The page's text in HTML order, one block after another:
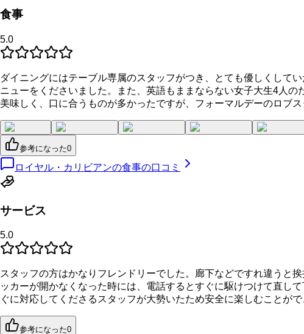
食事
5.0
ダイニングにはテーブル専属のスタッフがつき、とても優しくして
ニューをくださいました。また、英語もままならない女子大生4人
美味しく、口に合うものが多かったですが、フォーマルデーのロブ
参考になった0
ロイヤル・カリビアンの食事の口コミ
サービス
5.0
スタッフの方はかなりフレンドリーでした。廊下などですれ違うと
ッカーが開かなくなった時には、電話するとすぐに駆けつけて直し
ぐに対応してくださるスタッフが大勢いたため安全に楽しむことがで
参考になった0